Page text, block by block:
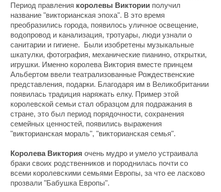
Период правления королевы Виктории получил
название "викторианская эпоха". В это время
преобразились города, появилось уличное освещение,
водопровод и канализация, тротуары, люди узнали о
санитарии и гигиене. Были изобретены музыкальные
шкатулки, фотография, механические пианино, открытки,
игрушки. Именно королева Виктория вместе принцем
Альбертом ввели театрализованные Рождественские
представления, подарки. Благодаря им в Великобритании
появилась традиция наряжать елку. Пример этой
королевской семьи стал образцом для подражания в
стране, это был период порядочности, сохранения
семейных ценностей, появились выражения
"викторианская мораль", "викторианская семья".
Королева Виктория очень мудро и умело устраивала
браки своих родственников и породнилась почти со
всеми королевскими семьями Европы, за что ее ласково
прозвали "Бабушка Европы".